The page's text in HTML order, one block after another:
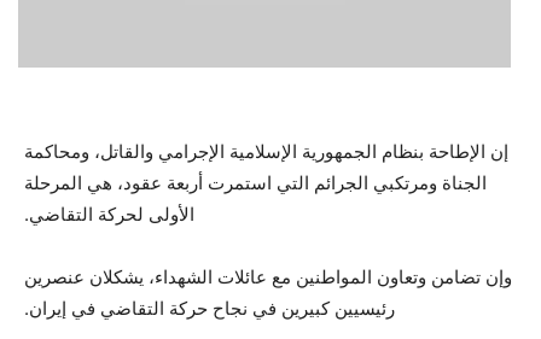
إن الإطاحة بنظام الجمهورية الإسلامية الإجرامي والقاتل، ومحاكمة
الجناة ومرتكبي الجرائم التي استمرت أربعة عقود، هي المرحلة
الأولى لحركة التقاضي.
وإن تضامن وتعاون المواطنين مع عائلات الشهداء، يشكلان عنصرين
رئيسيين كبيرين في نجاح حركة التقاضي في إيران.